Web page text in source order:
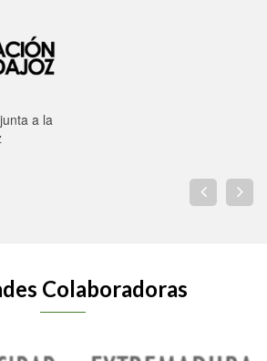
a la
Colaboradoras